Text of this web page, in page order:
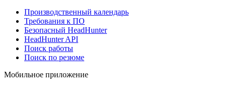
Производственный календарь
Требования к ПО
Безопасный HeadHunter
HeadHunter API
Поиск работы
Поиск по резюме
Мобильное приложение